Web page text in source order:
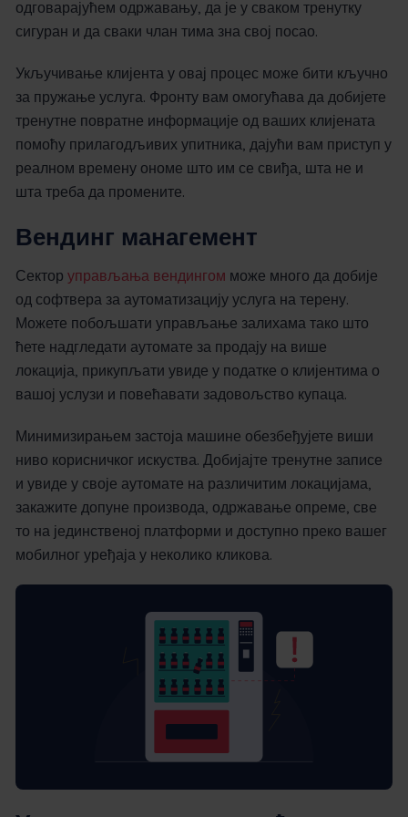
одговарајућем одржавању, да је у сваком тренутку
сигуран и да сваки члан тима зна свој посао.
Укључивање клијента у овај процес може бити кључно
за пружање услуга. Фронту вам омогућава да добијете
тренутне повратне информације од ваших клијената
помоћу прилагодљивих упитника, дајући вам приступ у
реалном времену ономе што им се свиђа, шта не и
шта треба да промените.
Вендинг манагемент
Сектор управљања вендингом може много да добије
од софтвера за аутоматизацију услуга на терену.
Можете побољшати управљање залихама тако што
ћете надгледати аутомате за продају на више
локација, прикупљати увиде у податке о клијентима о
вашој услузи и повећавати задовољство купаца.
Минимизирањем застоја машине обезбеђујете виши
ниво корисничког искуства. Добијајте тренутне записе
и увиде у своје аутомате на различитим локацијама,
закажите допуне производа, одржавање опреме, све
то на јединственој платформи и доступно преко вашег
мобилног уређаја у неколико кликова.